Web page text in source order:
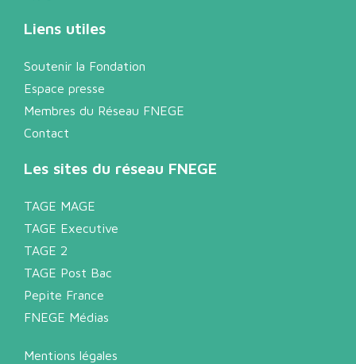
Liens utiles
Soutenir la Fondation
Espace presse
Membres du Réseau FNEGE
Contact
Les sites du réseau FNEGE
TAGE MAGE
TAGE Executive
TAGE 2
TAGE Post Bac
Pepite France
FNEGE Médias
Mentions légales